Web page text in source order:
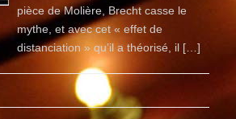
pièce de Molière, Brecht casse le
mythe, et avec cet « effet de
distanciation » qu’il a théorisé, il […]